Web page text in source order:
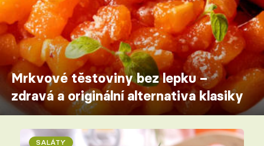
Mrkvové těstoviny bez lepku –
zdravá a originální alternativa klasiky
SALÁTY